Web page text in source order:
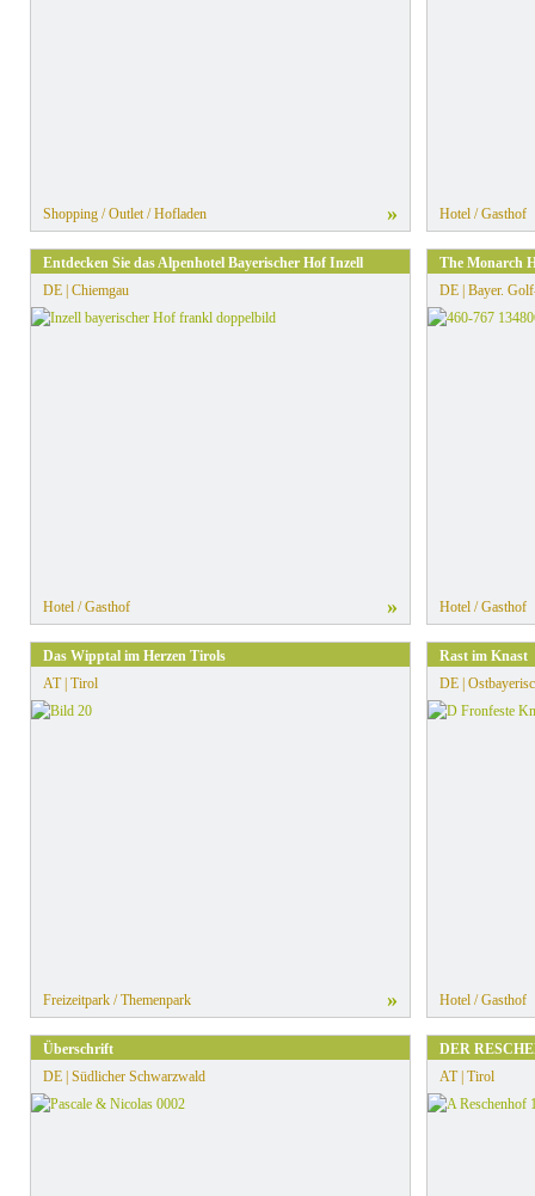
Shopping / Outlet / Hofladen » Hotel / Gasthof
Entdecken Sie das Alpenhotel Bayerischer Hof Inzell
DE | Chiemgau
Hotel / Gasthof »
The Monarch
DE | Bayer.
Hotel / Gasthof
Das Wipptal im Herzen Tirols
AT | Tirol
Freizeitpark / Themenpark »
Rast im Knast
DE |
Hotel / Gasthof
Überschrift
DE | Südlicher Schwarzwald
DER
AT | Tirol